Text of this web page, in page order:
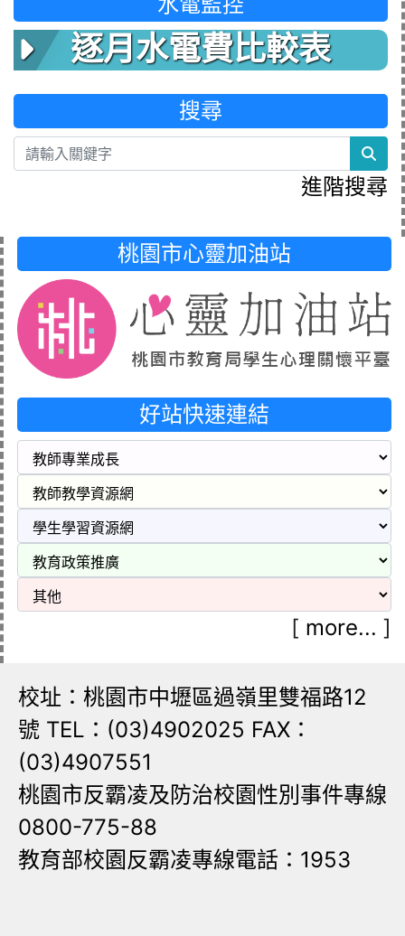
逐月水電費比較表
搜尋
進階搜尋
桃園市心靈加油站
好站快速連結
[ more... ]
校址：桃園市中壢區過嶺里雙福路12
號 TEL：(03)4902025 FAX：
(03)4907551
桃園市反霸凌及防治校園性別事件專線
0800-775-88
教育部校園反霸凌專線電話：1953